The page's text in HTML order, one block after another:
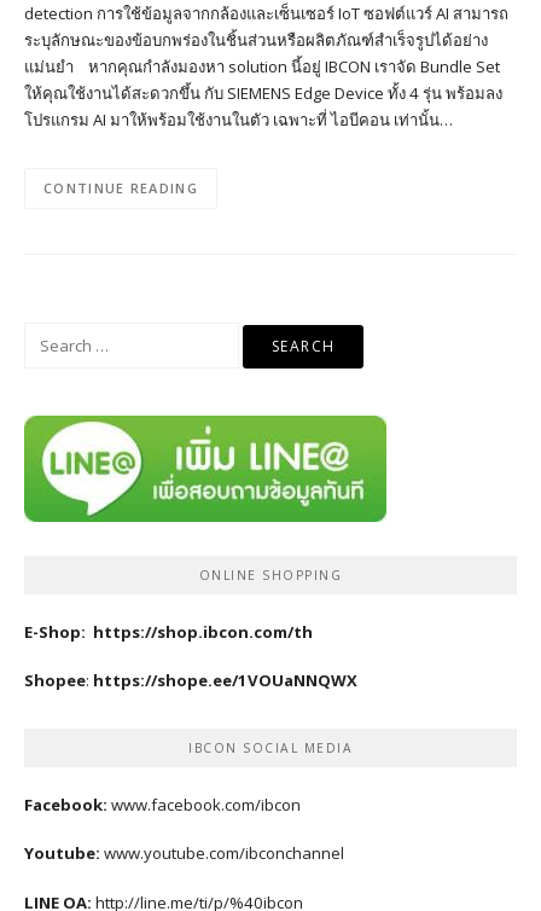
detection การใช้ข้อมูลจากกล้องและเซ็นเซอร์ IoT ซอฟต์แวร์ AI สามารถ
ระบุลักษณะของข้อบกพร่องในชิ้นส่วนหรือผลิตภัณฑ์สำเร็จรูปได้อย่าง
แม่นยำ หากคุณกำลังมองหา solution นี้อยู่ IBCON เราจัด Bundle Set
ให้คุณใช้งานได้สะดวกขึ้น กับ SIEMENS Edge Device ทั้ง 4 รุ่น พร้อมลง
โปรแกรม AI มาให้พร้อมใช้งานในตัว เฉพาะที่ ไอบีคอน เท่านั้น…
CONTINUE READING
Search
ONLINE SHOPPING
E-Shop: https://shop.ibcon.com/th
Shopee: https://shope.ee/1VOUaNNQWX
IBCON SOCIAL MEDIA
Facebook: www.facebook.com/ibcon
Youtube: www.youtube.com/ibconchannel
LINE OA: http://line.me/ti/p/%40ibcon